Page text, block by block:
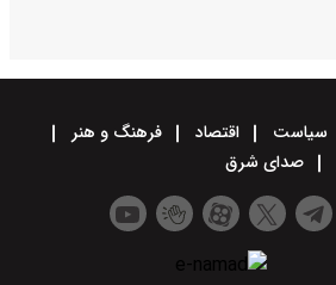
سیاست اقتصاد
فرهنگ و هنر
صدای شرق